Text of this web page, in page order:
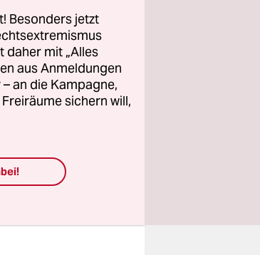
Besonders jetzt
daher mit „Alles
aus Anmeldungen
an die Kampagne,
sichern will,